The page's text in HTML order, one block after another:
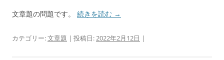
文章題の問題です。 続きを読む →
カテゴリー:文章題 | 投稿日:2022年2月12日 |